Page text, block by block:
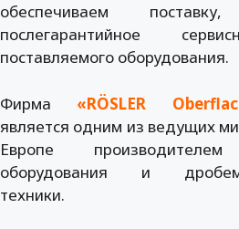
обеспечиваем
послегарантийное
поставляемого оборудования.
Фирма «RÖSLER
является одним из ведущих
Европе производителем
оборудования и
техники.